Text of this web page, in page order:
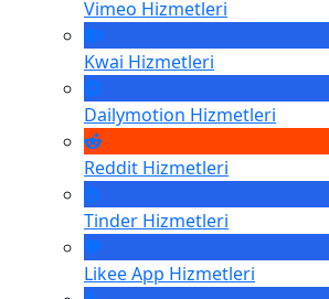
Vimeo Hizmetleri
Kwai Hizmetleri
Dailymotion Hizmetleri
Reddit Hizmetleri
Tinder Hizmetleri
Likee App Hizmetleri